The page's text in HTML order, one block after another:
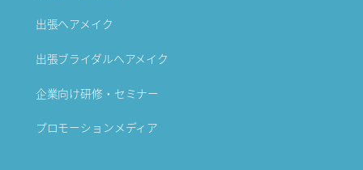
出張ヘアメイク
出張ブライダルヘアメイク
企業向け研修・セミナー
プロモーションメディア